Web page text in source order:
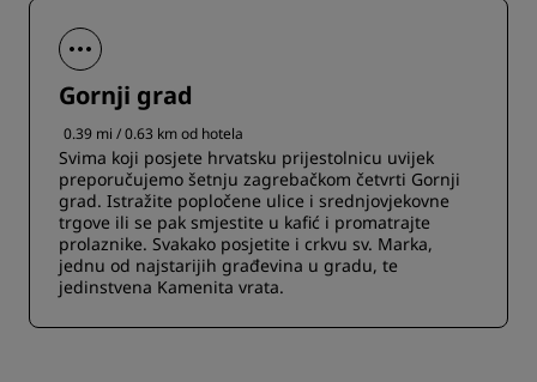
Gornji grad
0.39 mi / 0.63 km od hotela
Svima koji posjete hrvatsku prijestolnicu uvijek
preporučujemo šetnju zagrebačkom četvrti Gornji
grad. Istražite popločene ulice i srednjovjekovne
trgove ili se pak smjestite u kafić i promatrajte
prolaznike. Svakako posjetite i crkvu sv. Marka,
jednu od najstarijih građevina u gradu, te
jedinstvena Kamenita vrata.